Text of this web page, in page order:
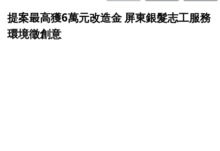
提案最高獲6萬元改造金 屏東銀髮志工服務
環境徵創意